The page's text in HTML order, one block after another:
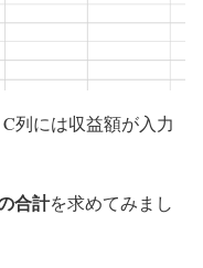
列には収益額が入力
合計を求めてみまし